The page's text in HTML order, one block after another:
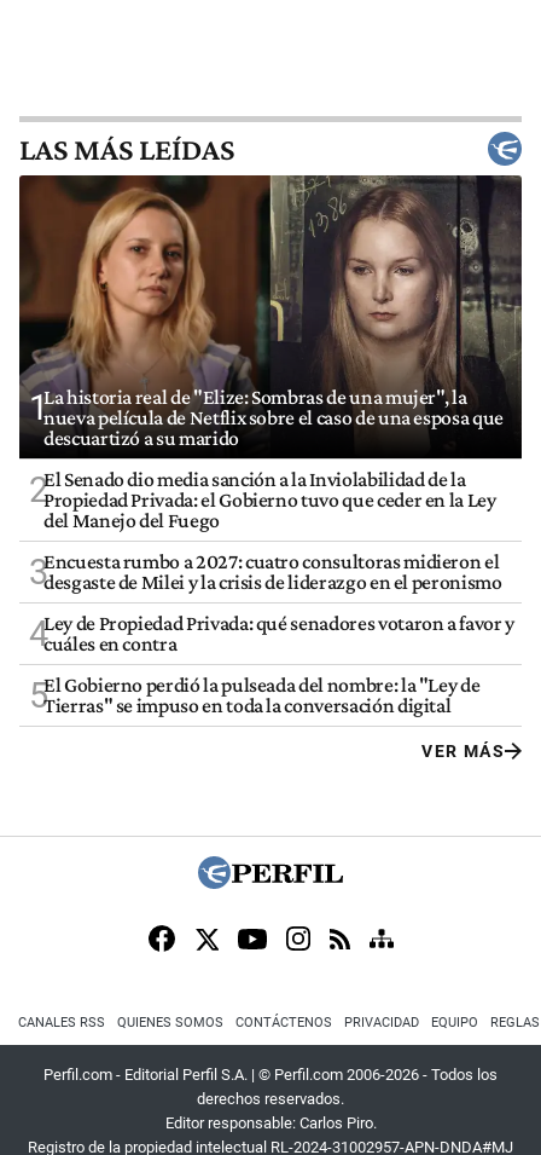
LAS MÁS LEÍDAS
1La historia real de "Elize: Sombras de una mujer", la
nueva película de Netflix sobre el caso de una esposa que
descuartizó a su marido
2El Senado dio media sanción a la Inviolabilidad de la
Propiedad Privada: el Gobierno tuvo que ceder en la Ley
del Manejo del Fuego
3Encuesta rumbo a 2027: cuatro consultoras midieron el
desgaste de Milei y la crisis de liderazgo en el peronismo
4Ley de Propiedad Privada: qué senadores votaron a favor y
cuáles en contra
5El Gobierno perdió la pulseada del nombre: la "Ley de
Tierras" se impuso en toda la conversación digital
VER MÁS
CANALES RSS QUIENES SOMOS CONTÁCTENOS PRIVACIDAD EQUIPO
Perfil.com - Editorial Perfil S.A. | © Perfil.com 2006-2026 - Todos los
derechos reservados.
Editor responsable: Carlos Piro.
Registro de la propiedad intelectual RL-2024-31002957-APN-DNDA#MJ